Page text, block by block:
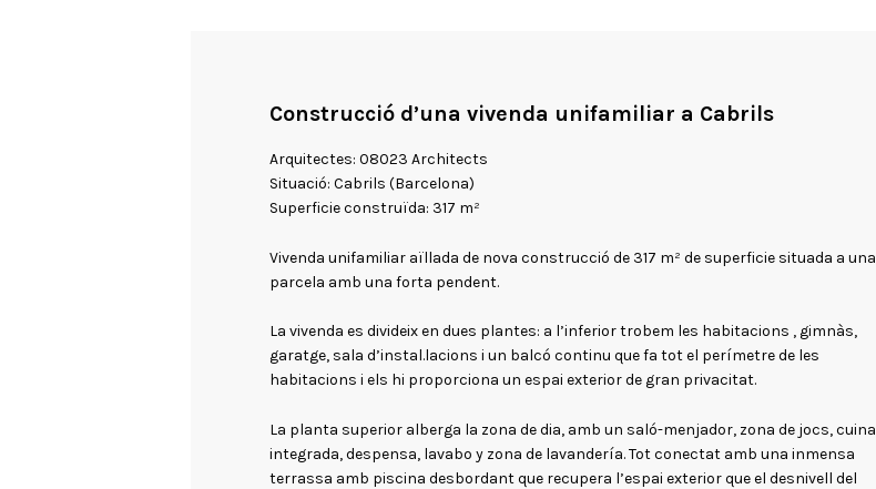
Construcció d’una vivenda unifamiliar a Cabrils
Arquitectes: 08023 Architects
Situació: Cabrils (Barcelona)
Superficie construïda: 317 m²
Vivenda unifamiliar aïllada de nova construcció de 317 m² de superficie situada a una
parcela amb una forta pendent.
La vivenda es divideix en dues plantes: a l’inferior trobem les habitacions , gimnàs,
garatge, sala d’instal.lacions i un balcó continu que fa tot el perímetre de les
habitacions i els hi proporciona un espai exterior de gran privacitat.
La planta superior alberga la zona de dia, amb un saló-menjador, zona de jocs, cuina
integrada, despensa, lavabo y zona de lavandería. Tot conectat amb una inmensa
terrassa amb piscina desbordant que recupera l’espai exterior que el desnivell del